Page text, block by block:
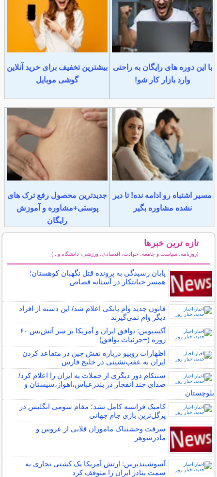
با این دوره های رایگان به راحتی
وارد بازار کار شو!
بیشترین تخفیف برای خرید آنلاین
گوشی موبایل
مسیر اشتباه رو ادامه نده! تا دیر
نشده مشاوره بگیر
جدیدترین محصول رفع ترک های
پوستی+مشاوره و آموزش
رایگان
تازه ترین خبرها
(روزنامه، سیاست و جامعه، حوادث، اقتصادی، ورزشی، دانشگاه و...)
پایان رسیدگی به پرونده قتل نگهبان کوهستان؛
همسر خیانتکار در آستانه قصاص
قانون جدید وام بانکی اعلام شد/ این دسته از افراد
دیگر وام نمی‌گیرند
آکسیوس: توافق ایران و آمریکا بر سر آتش‌بس ۶۰
روزه (+جزئیات توافق)
اظهارات روبیو درباره نقش چین در متقاعد کردن
ایران به عقب‌نشینی در خلیج فارس
سنتکام دور دیگری از حملات به ایران را اعلام کرد/
صدای چند انفجار در بندرعباس،اهواز،سیستان و
بلوچستان
کامبک فرانسه کامل نشد؛ مقام سومی انگلیس در
پرگل‌ترین بازی جام جهانی
سرقت وحشتناک ماموران قلابی از عروس و
مادرشوهر
آسوشیتدپرس: ارتش آمریکا یک کشتی تجاری به
سمت بنادر ایران را متوقف کرد